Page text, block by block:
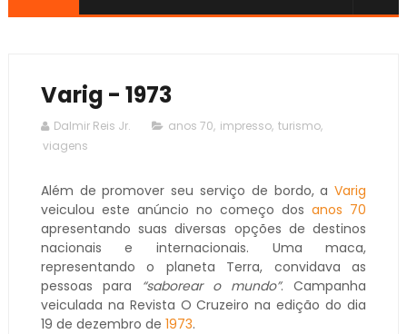
Varig - 1973
Dalmir Reis Jr. anos 70, impresso, turismo,
viagens
Além de promover seu serviço de bordo, aVarig
veiculou este anúncio no começo dosanos 70
apresentando suas diversas opções de destinos
nacionais e internacionais. Uma maca,
representando o planeta Terra, convidava as
pessoas para
“saborear o mundo”. Campanha
veiculada na Revista O Cruzeiro na edição do dia
19 de dezembro de 1973.